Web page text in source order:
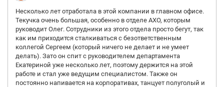
Несколько лет отработала в этой компании в главном офисе.
Текучка очень большая, особенно в отделе АХО, которым
руководит Олег. Сотрудники из этого отдела просто бегут, так
как им приходится сталкиваться с безответственным
коллегой Сергеем (который ничего не делает и не умеет
делать). Зато он спит с руководителем департамента
Екатериной уже несколько лет, поэтому держится на этой
работе и стал уже ведущим специалистом. Также он
постоянно напивается на корпоративах, танцует полуголый и